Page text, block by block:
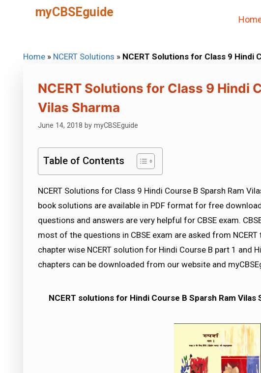
myCBSEguide
Home » NCERT Solutions » NCERT Solutions for Class 9 Hindi
NCERT Solutions for Class 9 Hindi
Vilas Sharma
June 14, 2018 by myCBSEguide
Table of Contents
NCERT Solutions for Class 9 Hindi Course B Sparsh Ram
book solutions are available in PDF format for free
questions and answers are very helpful for CBSE exam.
most of the questions in CBSE exam are asked from
chapter wise NCERT solution for Hindi Course B part 1 and
chapters can be downloaded from our website and
NCERT solutions for Hindi Course B Sparsh Ram Vilas